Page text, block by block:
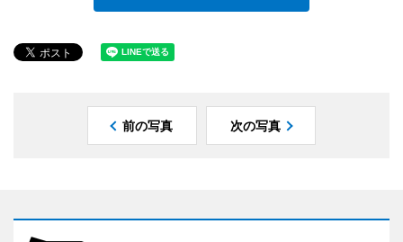
前の写真 次の写真